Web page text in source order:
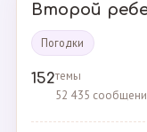
Второй
Погодки
152темы
52 435